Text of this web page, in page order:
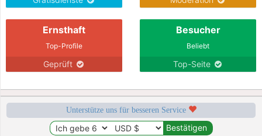
Ernsthaft
Top-Profile
Geprüft
Besucher
Beliebt
Top-Seite
Unterstütze uns für besseren Service